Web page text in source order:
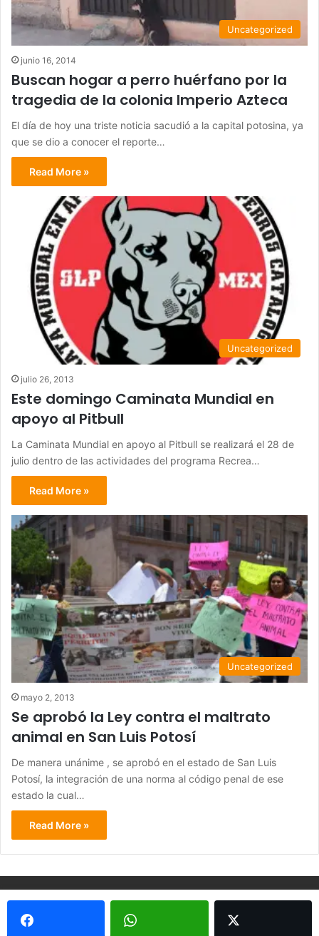
Uncategorized
junio 16, 2014
Buscan hogar a perro huérfano por la
tragedia de la colonia Imperio Azteca
El día de hoy una triste noticia sacudió a la capital potosina, ya
que se dio a conocer el reporte…
Read More »
Uncategorized
julio 26, 2013
Este domingo Caminata Mundial en
apoyo al Pitbull
La Caminata Mundial en apoyo al Pitbull se realizará el 28 de
julio dentro de las actividades del programa Recrea…
Read More »
Uncategorized
mayo 2, 2013
Se aprobó la Ley contra el maltrato
animal en San Luis Potosí
De manera unánime , se aprobó en el estado de San Luis
Potosí, la integración de una norma al código penal de ese
estado la cual…
Read More »
© Copyright 2026, Todos los derechos reservados - Metrópoli
San Luis 2013 |